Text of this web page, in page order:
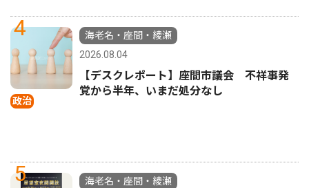
4
政治
海老名・座間・綾瀬
2026.08.04
【デスクレポート】座間市議会 不祥事発
覚から半年、いまだ処分なし
5
海老名・座間・綾瀬